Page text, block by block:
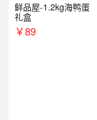
鲜品屋-1.2kg海鸭蛋
礼盒
￥89